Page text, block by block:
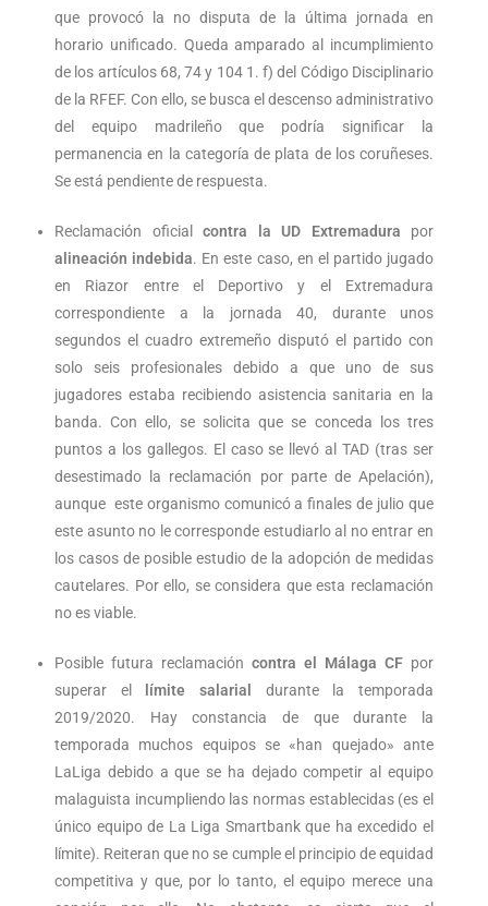
que provocó la no disputa de la última jornada en
horario unificado. Queda amparado al incumplimiento
de los artículos 68, 74 y 104 1. f) del Código Disciplinario
de la RFEF. Con ello, se busca el descenso administrativo
del equipo madrileño que podría significar la
permanencia en la categoría de plata de los coruñeses.
Se está pendiente de respuesta.
Reclamación oficial contra la UD Extremadura por
alineación indebida. En este caso, en el partido jugado
en Riazor entre el Deportivo y el Extremadura
correspondiente a la jornada 40, durante unos
segundos el cuadro extremeño disputó el partido con
solo seis profesionales debido a que uno de sus
jugadores estaba recibiendo asistencia sanitaria en la
banda. Con ello, se solicita que se conceda los tres
puntos a los gallegos. El caso se llevó al TAD (tras ser
desestimado la reclamación por parte de Apelación),
aunque este organismo comunicó a finales de julio que
este asunto no le corresponde estudiarlo al no entrar en
los casos de posible estudio de la adopción de medidas
cautelares. Por ello, se considera que esta reclamación
no es viable.
Posible futura reclamación contra el Málaga CF por
superar el
límite salarial
durante la temporada
2019/2020. Hay constancia de que durante la
temporada muchos equipos se «han quejado» ante
LaLiga debido a que se ha dejado competir al equipo
malaguista incumpliendo las normas establecidas (es el
único equipo de La Liga Smartbank que ha excedido el
límite). Reiteran que no se cumple el principio de equidad
competitiva y que, por lo tanto, el equipo merece una